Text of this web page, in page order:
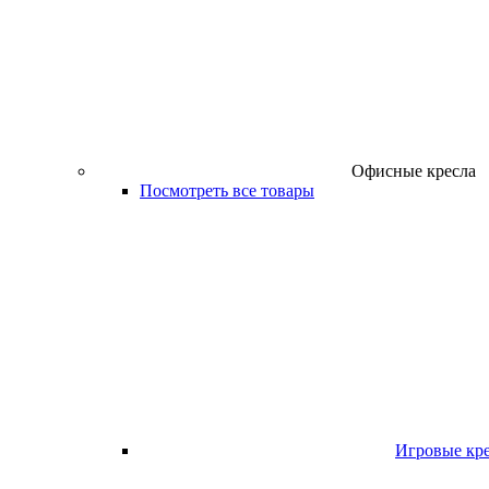
Офисные кресла
Посмотреть все товары
Игровые